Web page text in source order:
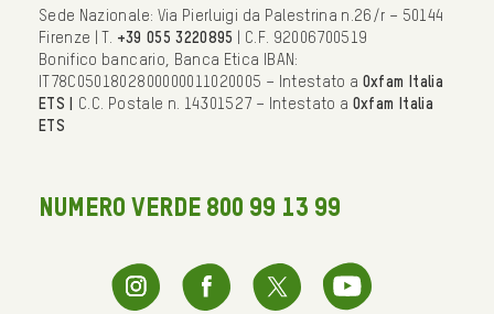
Sede Nazionale: Via Pierluigi da Palestrina n.26/r – 50144
Firenze | T. +39 055 3220895
| C.F. 92006700519
Bonifico bancario, Banca Etica IBAN:
IT78C0501802800000011020005 – Intestato a Oxfam Italia
ETS | C.C. Postale n. 14301527 – Intestato a Oxfam Italia
ETS
NUMERO VERDE 800 99 13 99